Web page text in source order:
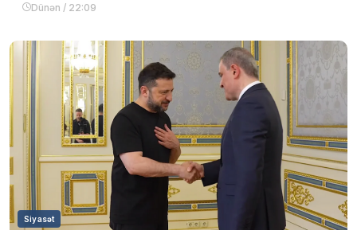
Dünən / 22:09
Siyasət